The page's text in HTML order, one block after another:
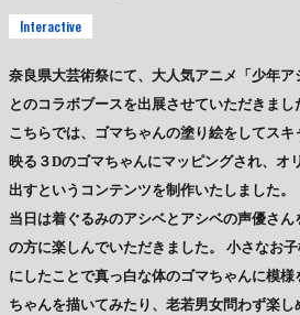
Interactive
奈良県大芸術祭にて、大人気アニメ「少年ア
とのコラボブースを出展させていただきまし
こちらでは、ゴマちゃんの塗り絵をしてス
映る３Dのゴマちゃんにマッピングされ、オ
出すというコンテンツを制作いたしました。
当日は着ぐるみのアシベとアシベの声優さ
の方に楽しんでいただきました。 小さなお
にしたことで真っ白な体のゴマちゃんに模
ちゃんを描いてみたり、老若男女問わず楽